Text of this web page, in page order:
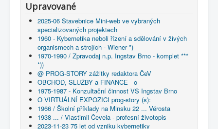
Upravované
2025-06 Stavebnice Mini-web ve vybraných
specializovaných projektech
1960 - Kybernetika neboli řízení a sdělování v živých
organismech a strojích - Wiener *)
1970-1990 / Zpravodaj n.p. Ingstav Brno - komplet ***
*))
@ PROG-STORY zážitky redaktora ČeV
OBCHOD, SLUŽBY a FINANCE - o
1975-1987 - Konzultační činnost VS Ingstav Brno
O VIRTUÁLNÍ EXPOZICI prog-story (s):
1966 / Školní příklady na Minsku 22 ... Vérosta
1938 ... / Vlastimil Čevela - profesní životopis
2023-11-23 75 let od vzniku kybernetiky